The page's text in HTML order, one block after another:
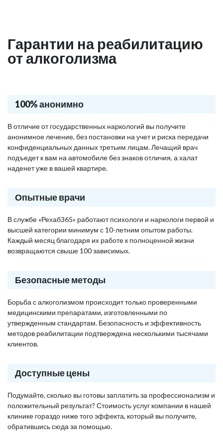
Гарантии на реабилитацию
от алкоголизма
100% анонимно
В отличие от государственных наркологий вы получите
анонимное лечение, без постановки на учет и риска передачи
конфиденциальных данных третьим лицам. Лечащий врач
подъедет к вам на автомобиле без знаков отличия, а халат
наденет уже в вашей квартире.
Опытные врачи
В службе «Рехаб365» работают психологи и наркологи первой и
высшей категории минимум с 10-летним опытом работы.
Каждый месяц благодаря их работе к полноценной жизни
возвращаются свыше 100 зависимых.
Безопасные методы
Борьба с алкоголизмом происходит только проверенными
медицинскими препаратами, изготовленными по
утвержденным стандартам. Безопасность и эффективность
методов реабилитации подтверждена несколькими тысячами
клиентов.
Доступные цены
Подумайте, сколько вы готовы заплатить за профессионализм и
положительный результат? Стоимость услуг компании в нашей
клинике гораздо ниже того эффекта, который вы получите,
обратившись сюда за помощью.